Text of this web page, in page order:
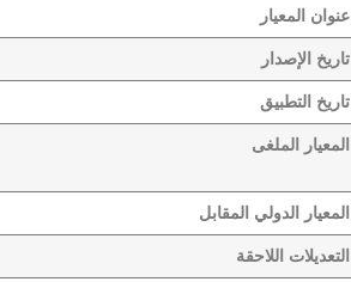
عنوان المعيار
تاريخ الإصدار
تاريخ التطبيق
المعيار الملغى
المعيار الدولي المقابل
التعديلات اللاحقة